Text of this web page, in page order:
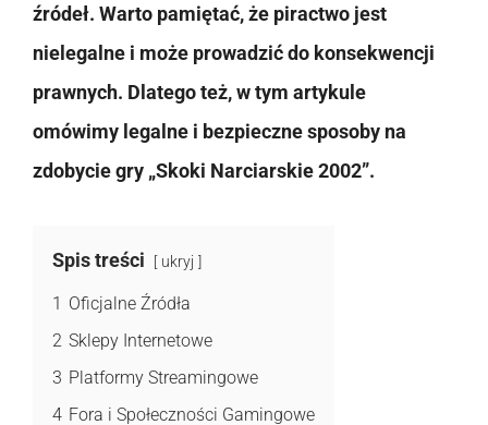
źródeł. Warto pamiętać, że piractwo jest
nielegalne i może prowadzić do konsekwencji
prawnych. Dlatego też, w tym artykule
omówimy legalne i bezpieczne sposoby na
zdobycie gry „Skoki Narciarskie 2002”.
Spis treści ukryj
1 Oficjalne Źródła
2 Sklepy Internetowe
3 Platformy Streamingowe
4 Fora i Społeczności Gamingowe